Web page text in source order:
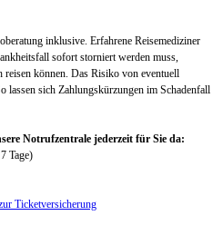
inklusive. Erfahrene Reisemediziner
sofort storniert werden muss,
reisen können. Das Risiko von eventuell
lassen sich Zahlungskürzungen im Schadenfall
Notrufzentrale jederzeit für Sie da:
Tage)
Ticketversicherung